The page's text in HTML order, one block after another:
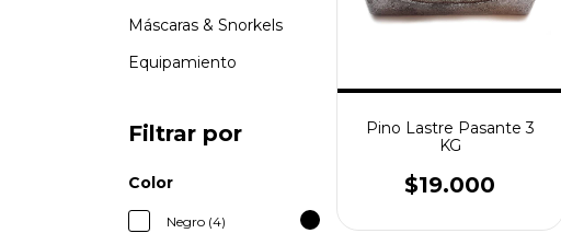
Máscaras & Snorkels
Equipamiento
Filtrar por
Color
Negro (4)
Pino Lastre Pasante 3
KG
$19.000